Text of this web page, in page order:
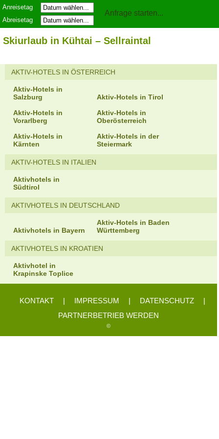
Anreisetag
Abreisetag
Skiurlaub in Kühtai – Sellraintal
AKTIV-HOTELS IN ÖSTERREICH
Aktiv-Hotels in
Salzburg
Aktiv-Hotels in Tirol
Aktiv-Hotels in
Vorarlberg
Aktiv-Hotels in
Oberösterreich
Aktiv-Hotels in
Kärnten
Aktiv-Hotels in der
Steiermark
AKTIV-HOTELS IN ITALIEN
Aktivhotels in
Südtirol
AKTIVHOTELS IN DEUTSCHLAND
Aktivhotels in Bayern
Aktiv-Hotels in Baden
Württemberg
AKTIVHOTELS IN KROATIEN
Aktivhotel in
Krapinske Toplice
KONTAKT | IMPRESSUM | DATENSCHUTZ
|
PARTNERBETRIEB WERDEN
©